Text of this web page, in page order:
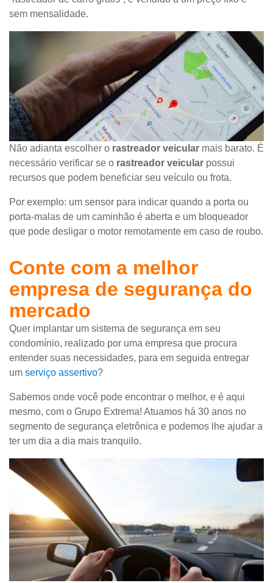
sem mensalidade.
Não adianta escolher o rastreador veicular mais barato. É
necessário verificar se o rastreador veicular possui
recursos que podem beneficiar seu veículo ou frota.
Por exemplo: um sensor para indicar quando a porta ou
porta-malas de um caminhão é aberta e um bloqueador
que pode desligar o motor remotamente em caso de roubo.
Conte com a melhor
empresa de segurança do
mercado
Quer implantar um sistema de segurança em seu
condomínio, realizado por uma empresa que procura
entender suas necessidades, para em seguida entregar
um serviço assertivo?
Sabemos onde você pode encontrar o melhor, e é aqui
mesmo, com o Grupo Extrema! Atuamos há 30 anos no
segmento de segurança eletrônica e podemos lhe ajudar a
ter um dia a dia mais tranquilo.